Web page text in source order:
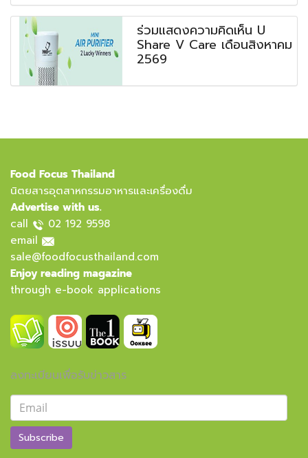
ร่วมแสดงความคิดเห็น U
Share V Care เดือนสิงหาคม
2569
Food Focus Thailand
นิตยสารอุตสาหกรรมอาหารและเครื่องดื่ม
Advertise with us.
call
02 192 9598
email
sale@foodfocusthailand.com
Enjoy reading magazine
through e-book applications
ลงทะเบียนเพื่อรับข่าวสาร
Subscribe